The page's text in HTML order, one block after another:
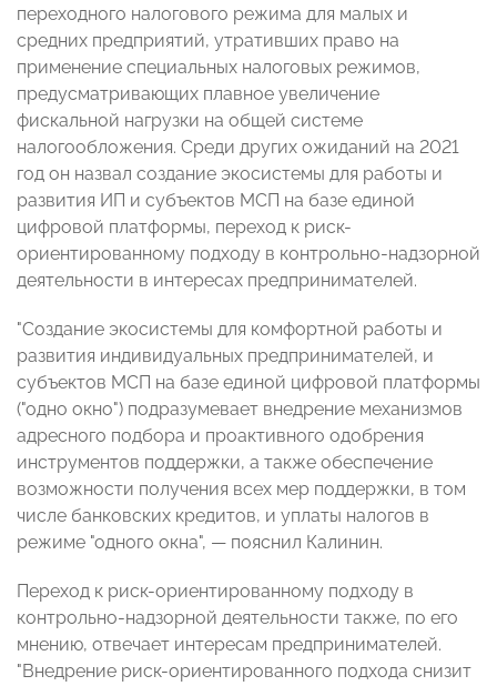
переходного налогового режима для малых и
средних предприятий, утративших право на
применение специальных налоговых режимов,
предусматривающих плавное увеличение
фискальной нагрузки на общей системе
налогообложения. Среди других ожиданий на 2021
год он назвал создание экосистемы для работы и
развития ИП и субъектов МСП на базе единой
цифровой платформы, переход к риск-
ориентированному подходу в контрольно-надзорной
деятельности в интересах предпринимателей.
"Создание экосистемы для комфортной работы и
развития индивидуальных предпринимателей, и
субъектов МСП на базе единой цифровой платформы
("одно окно") подразумевает внедрение механизмов
адресного подбора и проактивного одобрения
инструментов поддержки, а также обеспечение
возможности получения всех мер поддержки, в том
числе банковских кредитов, и уплаты налогов в
режиме "одного окна", — пояснил Калинин.
Переход к риск-ориентированному подходу в
контрольно-надзорной деятельности также, по его
мнению, отвечает интересам предпринимателей.
"Внедрение риск-ориентированного подхода снизит